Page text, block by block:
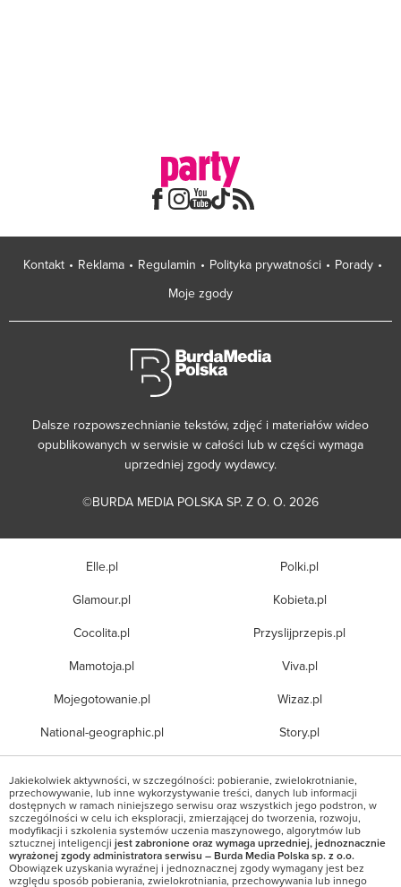
Kontakt Reklama Regulamin Polityka prywatności
Porady
Moje zgody
Dalsze rozpowszechnianie tekstów, zdjęć i materiałów wideo
opublikowanych w serwisie w całości lub w części wymaga
uprzedniej zgody wydawcy.
©BURDA MEDIA POLSKA SP. Z O. O. 2026
Elle.pl
Glamour.pl
Cocolita.pl
Mamotoja.pl
Mojegotowanie.pl
National-geographic.pl
Polki.pl
Kobieta.pl
Przyslijprzepis.pl
Viva.pl
Wizaz.pl
Story.pl
Jakiekolwiek aktywności, w szczególności: pobieranie, zwielokrotnianie,
przechowywanie, lub inne wykorzystywanie treści, danych lub informacji
dostępnych w ramach niniejszego serwisu oraz wszystkich jego podstron, w
szczególności w celu ich eksploracji, zmierzającej do tworzenia, rozwoju,
modyfikacji i szkolenia systemów uczenia maszynowego, algorytmów lub
sztucznej inteligencji jest zabronione oraz wymaga uprzedniej, jednoznacznie
wyrażonej zgody administratora serwisu – Burda Media Polska sp. z o.o.
Obowiązek uzyskania wyraźnej i jednoznacznej zgody wymagany jest bez
względu sposób pobierania, zwielokrotniania, przechowywania lub innego